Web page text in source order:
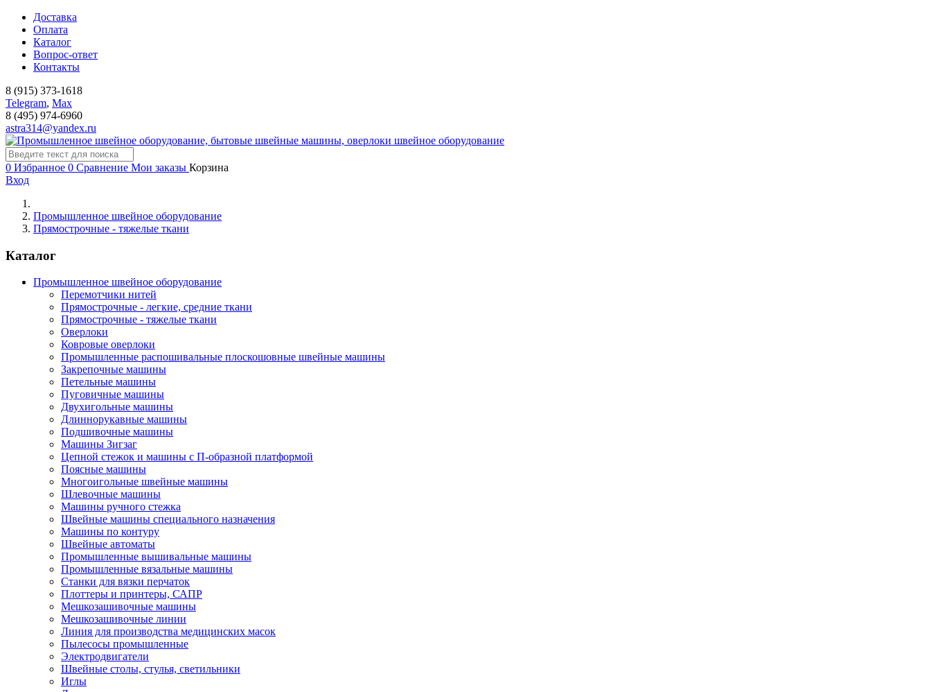
Доставка
Оплата
Каталог
Вопрос-ответ
Контакты
8 (915) 373-1618
Telegram, Мах
8 (495) 974-6960
astra314@yandex.ru
швейное оборудование
0 Избранное 0 Сравнение Мои заказы Корзина
Вход
Промышленное швейное оборудование
Прямострочные - тяжелые ткани
Каталог
Промышленное швейное оборудование
Перемотчики нитей
Прямострочные - легкие, средние ткани
Прямострочные - тяжелые ткани
Оверлоки
Ковровые оверлоки
Промышленные распошивальные плоскошовные швейные машины
Закрепочные машины
Петельные машины
Пуговичные машины
Двухигольные машины
Длиннорукавные машины
Подшивочные машины
Машины Зигзаг
Цепной стежок и машины с П-образной платформой
Поясные машины
Многоигольные швейные машины
Шлевочные машины
Машины ручного стежка
Швейные машины специального назначения
Машины по контуру
Швейные автоматы
Промышленные вышивальные машины
Промышленные вязальные машины
Станки для вязки перчаток
Плоттеры и принтеры, САПР
Мешкозашивочные машины
Мешкозашивочные линии
Линия для производства медицинских масок
Пылесосы промышленные
Электродвигатели
Швейные столы, стулья, светильники
Иглы